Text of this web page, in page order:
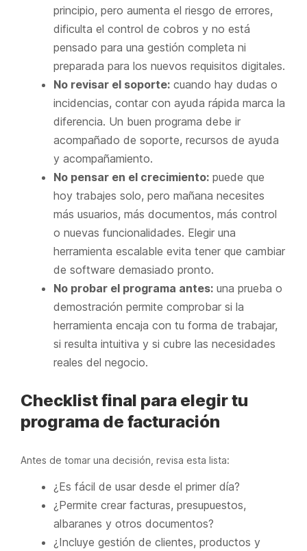
principio, pero aumenta el riesgo de errores,
dificulta el control de cobros y no está
pensado para una gestión completa ni
preparada para los nuevos requisitos digitales.
No revisar el soporte: cuando hay dudas o
incidencias, contar con ayuda rápida marca la
diferencia. Un buen programa debe ir
acompañado de soporte, recursos de ayuda
y acompañamiento.
No pensar en el crecimiento: puede que
hoy trabajes solo, pero mañana necesites
más usuarios, más documentos, más control
o nuevas funcionalidades. Elegir una
herramienta escalable evita tener que cambiar
de software demasiado pronto.
No probar el programa antes: una prueba o
demostración permite comprobar si la
herramienta encaja con tu forma de trabajar,
si resulta intuitiva y si cubre las necesidades
reales del negocio.
Checklist final para elegir tu
programa de facturación
Antes de tomar una decisión, revisa esta lista:
¿Es fácil de usar desde el primer día?
¿Permite crear facturas, presupuestos,
albaranes y otros documentos?
¿Incluye gestión de clientes, productos y